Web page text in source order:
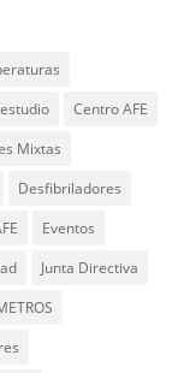
Centro AFE
Mixtas
Desfibriladores
Eventos
Junta Directiva